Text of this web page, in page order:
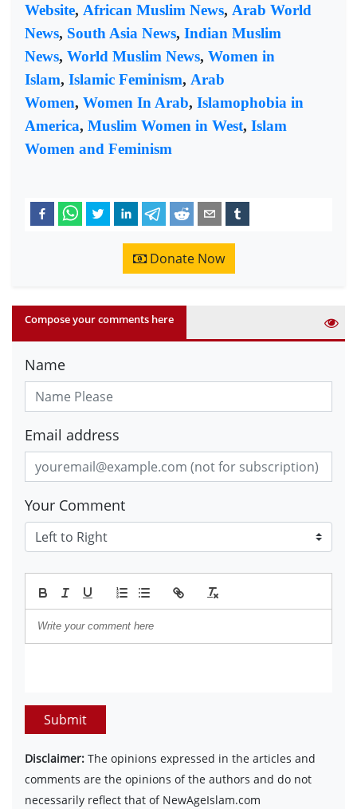
Website, African Muslim News, Arab World
News, South Asia News, Indian Muslim
News, World Muslim News, Women in
Islam, Islamic Feminism, Arab
Women, Women In Arab, Islamophobia in
America, Muslim Women in West, Islam
Women and Feminism
Donate Now
Compose your comments here
Name
Email address
Your Comment
Submit
Disclaimer: The opinions expressed in the articles and
comments are the opinions of the authors and do not
necessarily reflect that of NewAgeIslam.com